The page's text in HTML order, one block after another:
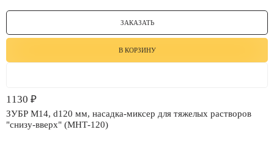
ЗАКАЗАТЬ
В КОРЗИНУ
1130 ₽
ЗУБР М14, d120 мм, насадка-миксер для тяжелых растворов
"снизу-вверх" (МНТ-120)